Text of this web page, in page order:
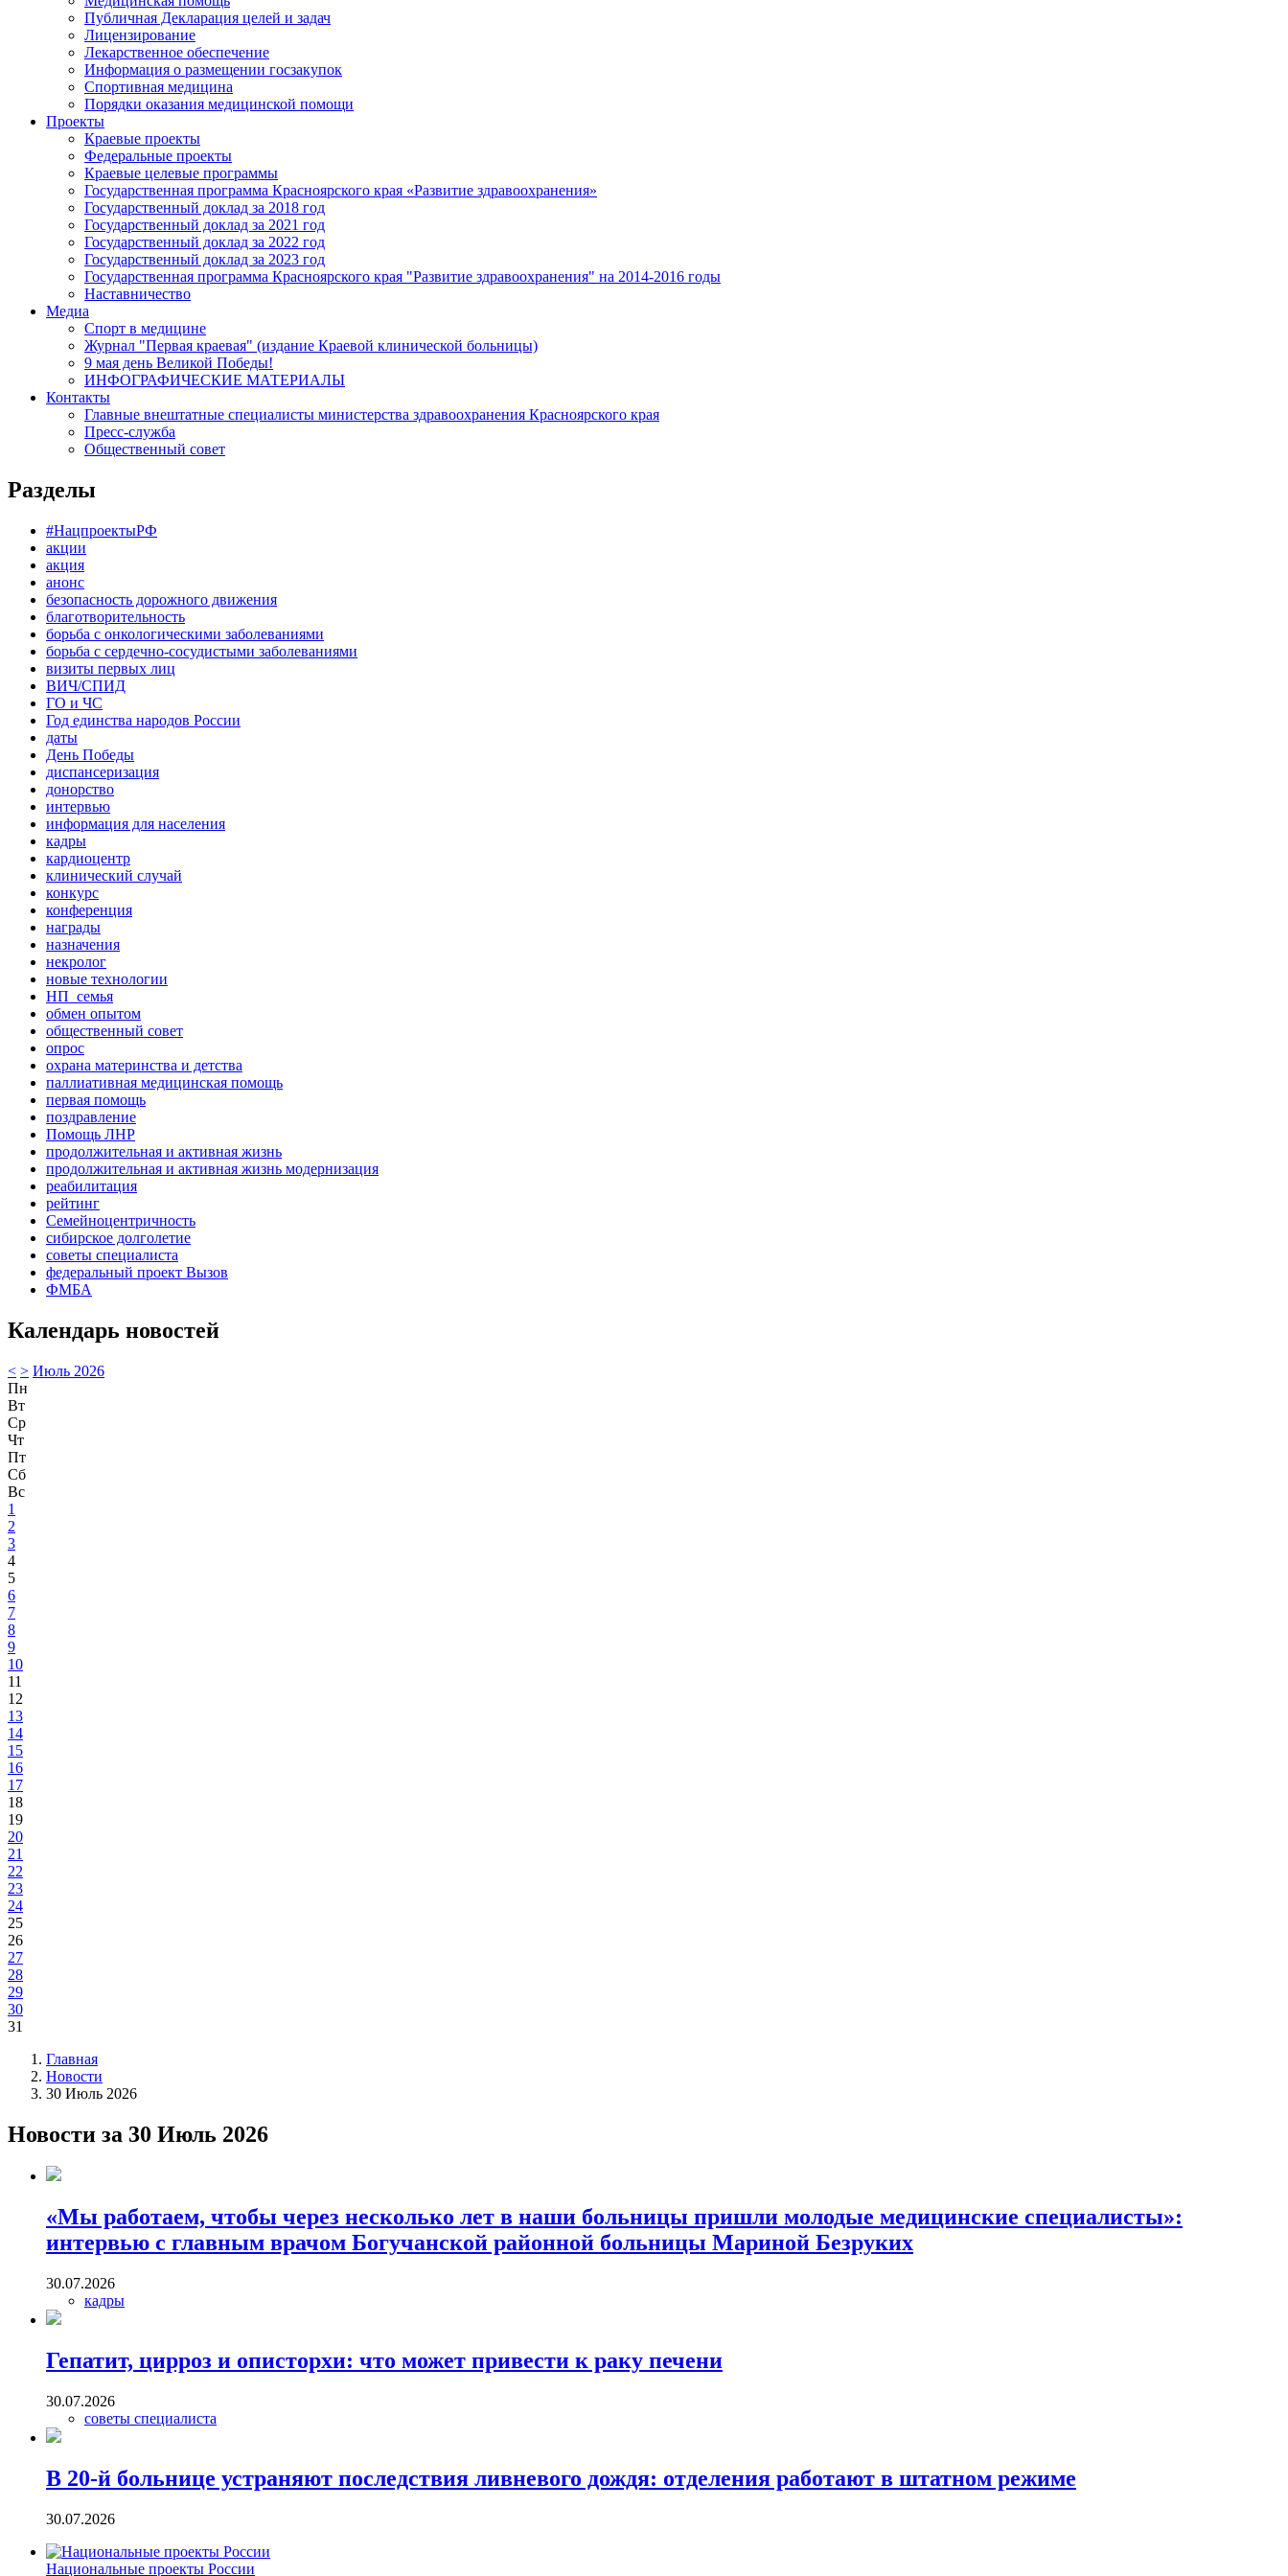
Публичная Декларация целей и задач
Лицензирование
Лекарственное обеспечение
Информация о размещении госзакупок
Спортивная медицина
Порядки оказания медицинской помощи
Проекты
Краевые проекты
Федеральные проекты
Краевые целевые программы
Государственная программа Красноярского края «Развитие здравоохранения»
Государственный доклад за 2018 год
Государственный доклад за 2021 год
Государственный доклад за 2022 год
Государственный доклад за 2023 год
Государственная программа Красноярского края "Развитие здравоохранения" на 2014-2016 годы
Наставничество
Медиа
Спорт в медицине
Журнал "Первая краевая" (издание Краевой клинической больницы)
9 мая день Великой Победы!
ИНФОГРАФИЧЕСКИЕ МАТЕРИАЛЫ
Контакты
Главные внештатные специалисты министерства здравоохранения Красноярского края
Пресс-служба
Общественный совет
Разделы
#НацпроектыРФ
акции
акция
анонс
безопасность дорожного движения
благотворительность
борьба с онкологическими заболеваниями
борьба с сердечно-сосудистыми заболеваниями
визиты первых лиц
ВИЧ/СПИД
ГО и ЧС
Год единства народов России
даты
День Победы
диспансеризация
донорство
интервью
информация для населения
кадры
кардиоцентр
клинический случай
конкурс
конференция
награды
назначения
некролог
новые технологии
НП_семья
обмен опытом
общественный совет
опрос
охрана материнства и детства
паллиативная медицинская помощь
первая помощь
поздравление
Помощь ЛНР
продолжительная и активная жизнь
продолжительная и активная жизнь модернизация
реабилитация
рейтинг
Семейноцентричность
сибирское долголетие
советы специалиста
федеральный проект Вызов
ФМБА
Календарь новостей
< > Июль 2026
Пн
Вт
Ср
Чт
Пт
Сб
Вс
1
2
3
4
5
6
7
8
9
10
11
12
13
14
15
16
17
18
19
20
21
22
23
24
25
26
27
28
29
30
31
Главная
Новости
30 Июль 2026
Новости за 30 Июль 2026
«Мы работаем, чтобы через несколько лет в наши больницы пришли молодые медицинские специалисты»:
интервью с главным врачом Богучанской районной больницы Мариной Безруких
30.07.2026
кадры
Гепатит, цирроз и описторхи: что может привести к раку печени
30.07.2026
советы специалиста
В 20-й больнице устраняют последствия ливневого дождя: отделения работают в штатном режиме
30.07.2026
Национальные проекты России